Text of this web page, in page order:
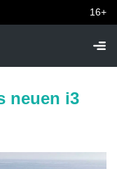
16+
neuen i3